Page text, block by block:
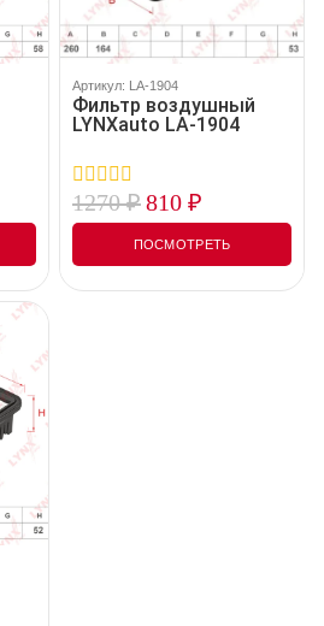
Артикул: LA-1904
Фильтр воздушный
LYNXauto LA-1904
0
out
5
1270₽810 ₽
ПОСМОТРЕТЬ